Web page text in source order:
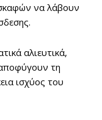
να λάβουν
αλιευτικά,
τη
ισχύος του